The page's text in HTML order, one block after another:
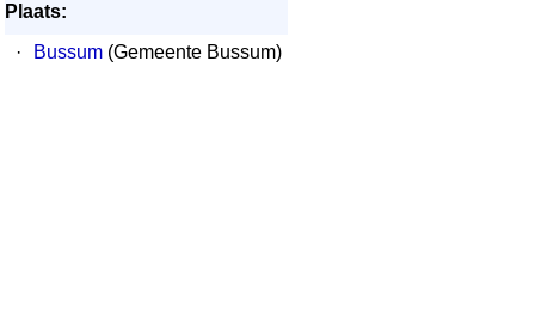
Plaats:
·
Bussum (Gemeente Bussum)